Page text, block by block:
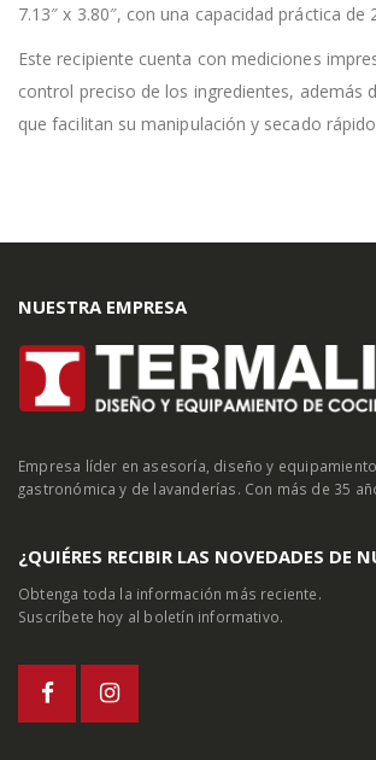
7.13″ x 3.80″, con una capacidad práctica de
Este recipiente cuenta con mediciones
control preciso de los ingredientes, además
que facilitan su manipulación y secado
NUESTRA EMPRESA
Empresa líder en asesoría, diseño y
gastronómica y de lavanderías. Con más de 35
¿QUIÉRES RECIBIR LAS NOVEDADES DE
Obtenga toda la información más reciente.
Suscríbete hoy al boletín informativo.